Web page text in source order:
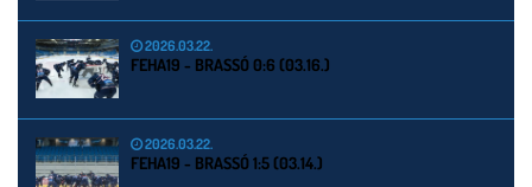
2026.03.22.
FEHA19 - BRASSÓ 0:6 (03.16.)
2026.03.22.
FEHA19 - BRASSÓ 1:5 (03.14.)